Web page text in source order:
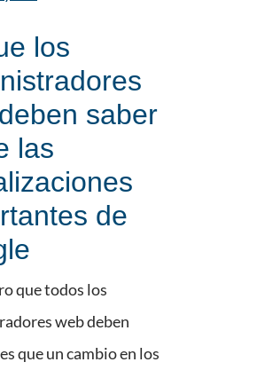
los
saber
las
de
que todos los
web deben
que un cambio en los